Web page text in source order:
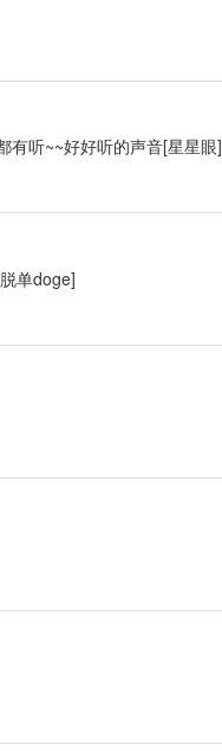
有听~~好好听的声音[星星眼]
单doge]